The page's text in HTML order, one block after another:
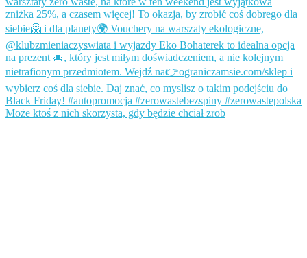
Może ktoś z nich skorzysta, gdy będzie chciał zrob